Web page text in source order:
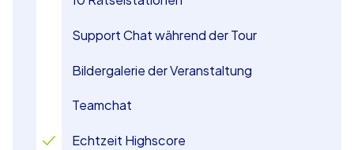
Regensburg, das Ihre Mitarbeitenden begeistert und
Ihr Team gemeinsam die Geheimnisse der Stadt lüftet!
Support Chat während der Tour
Bildergalerie der Veranstaltung
Teamchat
Echtzeit Highscore